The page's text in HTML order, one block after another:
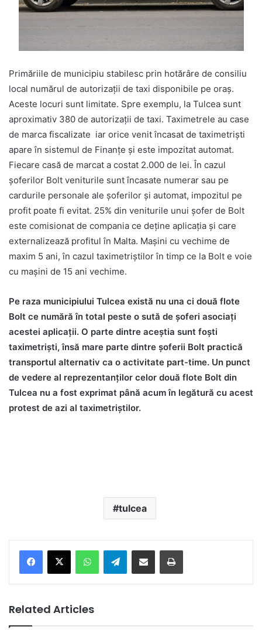
Primăriile de municipiu stabilesc prin hotărâre de consiliu
local numărul de autorizații de taxi disponibile pe oraș.
Aceste locuri sunt limitate. Spre exemplu, la Tulcea sunt
aproximativ 380 de autorizații de taxi. Taximetrele au case
de marca fiscalizate iar orice venit încasat de taximetriști
apare în sistemul de Finanțe și este impozitat automat.
Fiecare casă de marcat a costat 2.000 de lei. În cazul
șoferilor Bolt veniturile sunt încasate numerar sau pe
cardurile personale ale șoferilor și automat, impozitul pe
profit poate fi evitat. 25% din veniturile unui șofer de Bolt
este comisionat de compania ce deține aplicația și care
externalizează profitul în Malta. Mașini cu vechime de
maxim 5 ani, în cazul taximetriștilor în timp ce la Bolt e voie
cu mașini de 15 ani vechime.
Pe raza municipiului Tulcea există nu una ci două flote
Bolt ce numără în total peste o sută de șoferi asociați
acestei aplicații. O parte dintre aceștia sunt foști
taximetriști, însă mare parte dintre șoferii Bolt practică
transportul alternativ ca o activitate part-time. Un punct
de vedere al reprezentanților celor două flote Bolt din
Tulcea nu a fost exprimat până acum în legătură cu acest
protest de azi al taximetriștilor.
tulcea
Telegram
Related Articles